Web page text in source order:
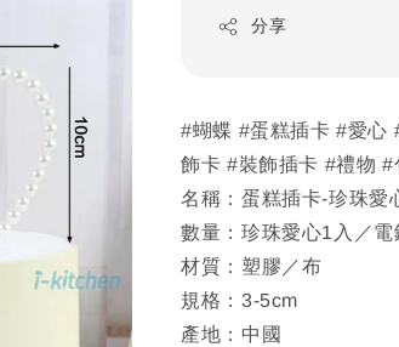
分享
#蝴蝶 #蛋糕插卡 #愛心
飾卡 #裝飾插卡 #禮物
名稱：蛋糕插卡-珍珠愛
數量：珍珠愛心1入／
材質：塑膠／布
規格：3-5cm
產地：中國